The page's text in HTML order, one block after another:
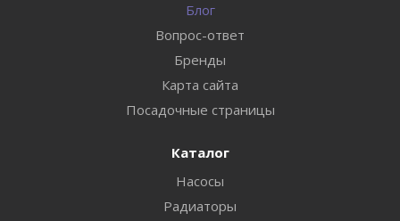
Блог
Вопрос-ответ
Бренды
Карта сайта
Посадочные страницы
Каталог
Насосы
Радиаторы